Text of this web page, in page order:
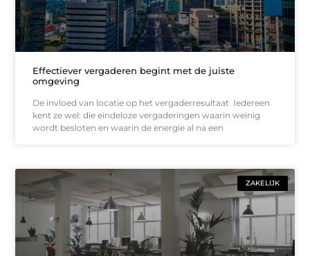
Effectiever vergaderen begint met de juiste
omgeving
De invloed van locatie op het vergaderresultaat Iedereen
kent ze wel: die eindeloze vergaderingen waarin weinig
wordt besloten en waarin de energie al na een
ZAKELIJK